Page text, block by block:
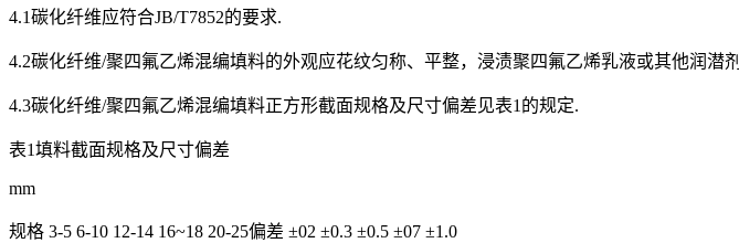
4.1碳化纤维应符合JB/T7852的要求.
4.2碳化纤维/聚四氟乙烯混编填料的外观应花纹匀称、平整，浸渍聚四氟乙烯乳液或其他润
4.3碳化纤维/聚四氟乙烯混编填料正方形截面规格及尺寸偏差见表1的规定.
表1填料截面规格及尺寸偏差
mm
规格 3-5 6-10 12-14 16~18 20-25偏差 ±02 ±0.3 ±0.5 ±07 ±1.0